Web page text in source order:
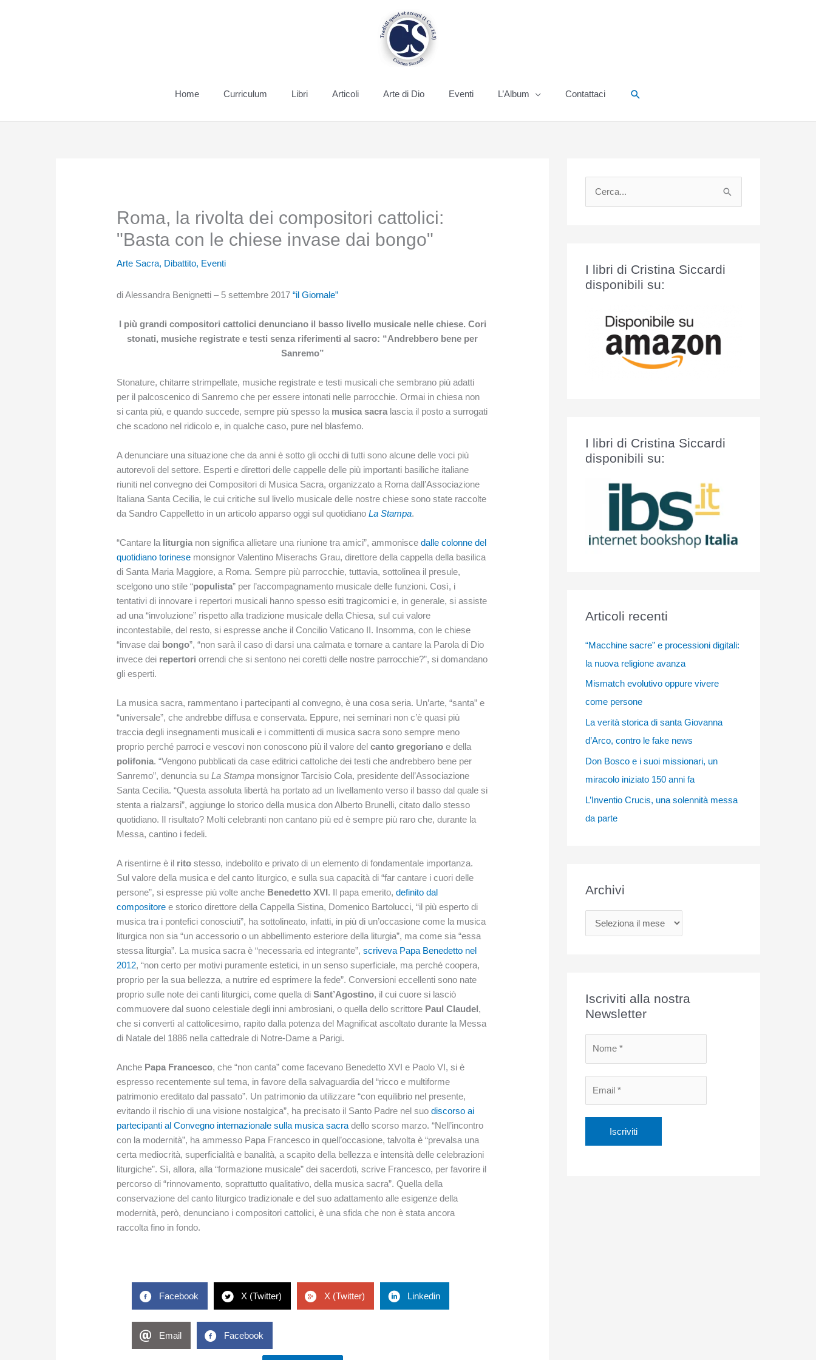
Home Curriculum Libri Articoli Arte di Dio Eventi L’Album Contattaci Cerca
Roma, la rivolta dei compositori cattolici:
"Basta con le chiese invase dai bongo"
Arte Sacra, Dibattito, Eventi
di Alessandra Benignetti – 5 settembre 2017“il Giornale”
I più grandi compositori cattolici denunciano il basso livello musicale nelle chiese. Cori
stonati, musiche registrate e testi senza riferimenti al sacro: “Andrebbero bene per
Sanremo”
Stonature, chitarre strimpellate, musiche registrate e testi musicali che sembrano più adatti
per il palcoscenico di Sanremo che per essere intonati nelle parrocchie. Ormai in chiesa non
si canta più, e quando succede, sempre più spesso la musica sacra lascia il posto a surrogati
che scadono nel ridicolo e, in qualche caso, pure nel blasfemo.
A denunciare una situazione che da anni è sotto gli occhi di tutti sono alcune delle voci più
autorevoli del settore. Esperti e direttori delle cappelle delle più importanti basiliche italiane
riuniti nel convegno dei Compositori di Musica Sacra, organizzato a Roma dall’Associazione
Italiana Santa Cecilia, le cui critiche sul livello musicale delle nostre chiese sono state raccolte
da Sandro Cappelletto in un articolo apparso oggi sul quotidianoLa Stampa.
“Cantare la liturgia non significa allietare una riunione tra amici”, ammoniscedalle colonne del
quotidiano torinese monsignor Valentino Miserachs Grau, direttore della cappella della basilica
di Santa Maria Maggiore, a Roma. Sempre più parrocchie, tuttavia, sottolinea il presule,
scelgono uno stile “populista” per l’accompagnamento musicale delle funzioni. Così, i
tentativi di innovare i repertori musicali hanno spesso esiti tragicomici e, in generale, si assiste
ad una “involuzione” rispetto alla tradizione musicale della Chiesa, sul cui valore
incontestabile, del resto, si espresse anche il Concilio Vaticano II. Insomma, con le chiese
“invase dai bongo”, “non sarà il caso di darsi una calmata e tornare a cantare la Parola di Dio
invece dei repertori orrendi che si sentono nei coretti delle nostre parrocchie?”, si domandano
gli esperti.
La musica sacra, rammentano i partecipanti al convegno, è una cosa seria. Un’arte, “santa” e
“universale”, che andrebbe diffusa e conservata. Eppure, nei seminari non c’è quasi più
traccia degli insegnamenti musicali e i committenti di musica sacra sono sempre meno
proprio perché parroci e vescovi non conoscono più il valore delcanto gregoriano e della
polifonia. “Vengono pubblicati da case editrici cattoliche dei testi che andrebbero bene per
Sanremo”, denuncia suLa Stampa monsignor Tarcisio Cola, presidente dell’Associazione
Santa Cecilia. “Questa assoluta libertà ha portato ad un livellamento verso il basso dal quale si
stenta a rialzarsi”, aggiunge lo storico della musica don Alberto Brunelli, citato dallo stesso
quotidiano. Il risultato? Molti celebranti non cantano più ed è sempre più raro che, durante la
Messa, cantino i fedeli.
A risentirne è il rito stesso, indebolito e privato di un elemento di fondamentale importanza.
Sul valore della musica e del canto liturgico, e sulla sua capacità di “far cantare i cuori delle
persone”, si espresse più volte anche Benedetto XVI. Il papa emerito,definito dal
compositoree storico direttore della Cappella Sistina, Domenico Bartolucci, “il più esperto di
musica tra i pontefici conosciuti”, ha sottolineato, infatti, in più di un’occasione come la musica
liturgica non sia “un accessorio o un abbellimento esteriore della liturgia”, ma come sia “essa
stessa liturgia”. La musica sacra è “necessaria ed integrante”,scriveva Papa Benedetto nel
2012, “non certo per motivi puramente estetici, in un senso superficiale, ma perché coopera,
proprio per la sua bellezza, a nutrire ed esprimere la fede”. Conversioni eccellenti sono nate
proprio sulle note dei canti liturgici, come quella diSant’Agostino, il cui cuore si lasciò
commuovere dal suono celestiale degli inni ambrosiani, o quella dello scrittore Paul Claudel,
che si convertì al cattolicesimo, rapito dalla potenza del Magnificat ascoltato durante la Messa
di Natale del 1886 nella cattedrale di Notre-Dame a Parigi.
Anche Papa Francesco, che “non canta” come facevano Benedetto XVI e Paolo VI, si è
espresso recentemente sul tema, in favore della salvaguardia del “ricco e multiforme
patrimonio ereditato dal passato”. Un patrimonio da utilizzare “con equilibrio nel presente,
evitando il rischio di una visione nostalgica”, ha precisato il Santo Padre nel suodiscorso ai
partecipanti al Convegno internazionale sulla musica sacradello scorso marzo. “Nell’incontro
con la modernità”, ha ammesso Papa Francesco in quell’occasione, talvolta è “prevalsa una
certa mediocrità, superficialità e banalità, a scapito della bellezza e intensità delle celebrazioni
liturgiche”. Sì, allora, alla “formazione musicale” dei sacerdoti, scrive Francesco, per favorire il
percorso di “rinnovamento, soprattutto qualitativo, della musica sacra”. Quella della
conservazione del canto liturgico tradizionale e del suo adattamento alle esigenze della
modernità, però, denunciano i compositori cattolici, è una sfida che non è stata ancora
raccolta fino in fondo.
Facebook X (Twitter) X (Twitter) Linkedin
Email Facebook
:I libri di Cristina Siccardi
disponibili su:
I libri di Cristina Siccardi
disponibili su:
Articoli recenti
“Macchine sacre” e processioni digitali:
la nuova religione avanza
Mismatch evolutivo oppure vivere
come persone
La verità storica di santa Giovanna
d’Arco, contro le fake news
Don Bosco e i suoi missionari, un
miracolo iniziato 150 anni fa
L’Inventio Crucis, una solennità messa
da parte
Archivi
r
v
Iscriviti alla nostra
Newsletter